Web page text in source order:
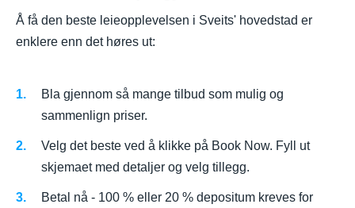
Å få den beste leieopplevelsen i Sveits' hovedstad er
enklere enn det høres ut:
Bla gjennom så mange tilbud som mulig og
sammenlign priser.
Velg det beste ved å klikke på Book Now. Fyll ut
skjemaet med detaljer og velg tillegg.
Betal nå - 100 % eller 20 % depositum kreves for